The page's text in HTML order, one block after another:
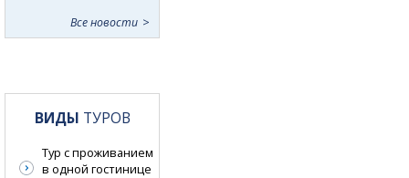
Все новости
ВИДЫ ТУРОВ
Тур с проживанием
в одной гостинице